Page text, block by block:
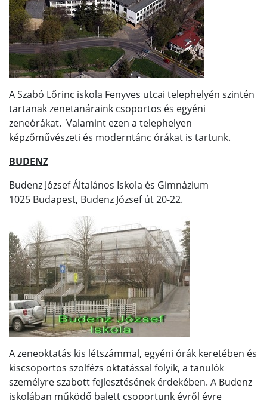
A Szabó Lőrinc iskola Fenyves utcai telephelyén szintén
tartanak zenetanáraink csoportos és egyéni
zeneórákat. Valamint ezen a telephelyen
képzőművészeti és moderntánc órákat is tartunk.
BUDENZ
Budenz József Általános Iskola és Gimnázium
1025 Budapest, Budenz József út 20-22.
A zeneoktatás kis létszámmal, egyéni órák keretében és
kiscsoportos szolfézs oktatással folyik, a tanulók
személyre szabott fejlesztésének érdekében. A Budenz
iskolában működő balett csoportunk évről évre